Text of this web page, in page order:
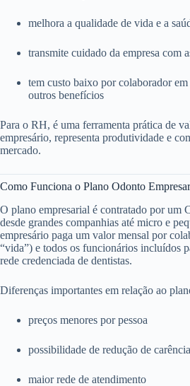
melhora a qualidade de vida e a
transmite cuidado da empresa com
tem custo baixo por colaborador em
outros benefícios
Para o RH, é uma ferramenta prática de
empresário, representa produtividade e
mercado.
Como Funciona o Plano Odonto
O plano empresarial é contratado por um
desde grandes companhias até micro e
empresário paga um valor mensal por
“vida”) e todos os funcionários incluídos
rede credenciada de dentistas.
Diferenças importantes em relação ao
preços menores por pessoa
possibilidade de redução de
maior rede de atendimento